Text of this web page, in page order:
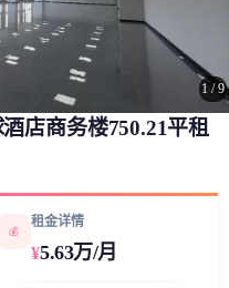
1 /9
店商务楼750.21平租
💰
租金详情
¥5.63万/月